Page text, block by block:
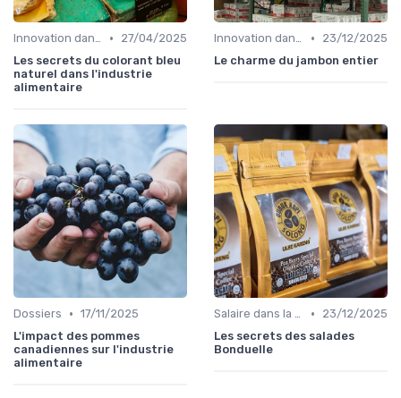
Innovation dans la food •
27/04/2025
Les secrets du colorant bleu
naturel dans l'industrie
alimentaire
Innovation dans la food •
23/12/2025
Le charme du jambon entier
Dossiers • 17/11/2025
L'impact des pommes
canadiennes sur l'industrie
alimentaire
Salaire dans la food •
23/12/2025
Les secrets des salades
Bonduelle